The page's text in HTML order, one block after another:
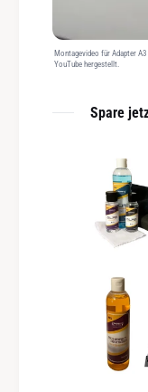
Montagevideo für Adapter
YouTube hergestellt.
Spare